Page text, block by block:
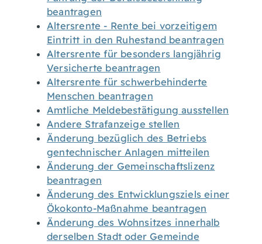
beantragen
Altersrente - Rente bei vorzeitigem
Eintritt in den Ruhestand beantragen
Altersrente für besonders langjährig
Versicherte beantragen
Altersrente für schwerbehinderte
Menschen beantragen
Amtliche Meldebestätigung ausstellen
Andere Strafanzeige stellen
Änderung bezüglich des Betriebs
gentechnischer Anlagen mitteilen
Änderung der Gemeinschaftslizenz
beantragen
Änderung des Entwicklungsziels einer
Ökokonto-Maßnahme beantragen
Änderung des Wohnsitzes innerhalb
derselben Stadt oder Gemeinde